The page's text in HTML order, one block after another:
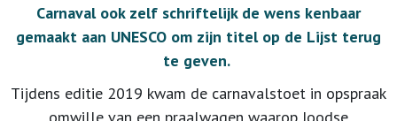
Carnaval ook zelf schriftelijk de wens kenbaar
gemaakt aan UNESCO om zijn titel op de Lijst terug
te geven.
Tijdens editie 2019 kwam de carnavalstoet in opspraak